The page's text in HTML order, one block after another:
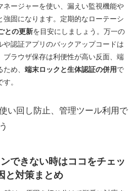
ネージャーを使い、漏えい監視機能や
強固になります。定期的なローテーシ
との更新を目安にしましょう。万一の
や認証アプリのバックアップコードは
ブラウザ保存は利便性が高い反面、端
め、 端末ロックと生体認証の併用で
。
い回し防止、管理ツール利用で
できない時はココをチェッ
と対策まとめ